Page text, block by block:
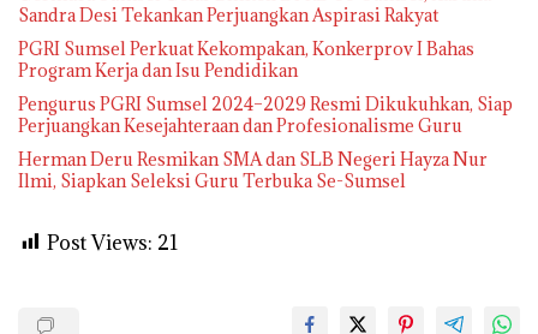
Sandra Desi Tekankan Perjuangkan Aspirasi Rakyat
PGRI Sumsel Perkuat Kekompakan, Konkerprov I Bahas
Program Kerja dan Isu Pendidikan
Pengurus PGRI Sumsel 2024–2029 Resmi Dikukuhkan, Siap
Perjuangkan Kesejahteraan dan Profesionalisme Guru
Herman Deru Resmikan SMA dan SLB Negeri Hayza Nur
Ilmi, Siapkan Seleksi Guru Terbuka Se-Sumsel
Post Views: 21